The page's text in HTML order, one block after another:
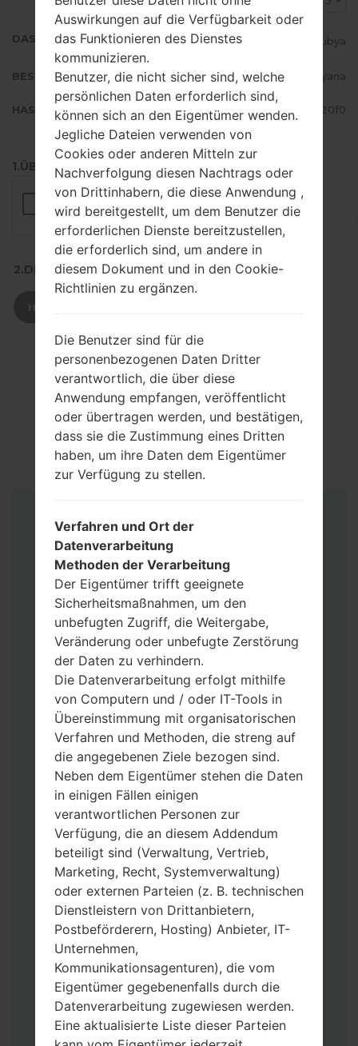
DAS LAND Libya
BESCHREIBUNG Almadar, Libyana
HASH fa22e656fe9b68f3fb5fb5fd9f220f0
1.ÜBERPRÜFEN SIE AUF RECAPTCHA
2.DRÜCKEN SIE ZUM HERUNTERLADEN
Anleitung
Laden Sie auf Ihren PC:Odin 3neueste
Version herunter.
Dann laden Sie die Firmware-Datei
herunter und entpacken Sie sie.
Sie brauchen 1(wählen Sie hier 1 Firmware-
Datei aus) oder 5 (wählen Sie 5 Firmware-
Dateien aus) Firmware-Dateien:
AP: „System & Recovery“
CP: „Modem & Radio“
CSC_***: „Country & Region & Operator“
HOME_CSC_***: „Country & Region &
Operator“
Fügen Sie dem Programm Odin 3 alle
Dateien hinzu.
Auswirkungen auf die Verfügbarkeit oder
das Funktionieren des Dienstes
kommunizieren.
Benutzer, die nicht sicher sind, welche
persönlichen Daten erforderlich sind,
können sich an den Eigentümer wenden.
Jegliche Dateien verwenden von
Cookies oder anderen Mitteln zur
Nachverfolgung diesen Nachtrags oder
von Drittinhabern, die diese Anwendung ,
wird bereitgestellt, um dem Benutzer die
erforderlichen Dienste bereitzustellen,
die erforderlich sind, um andere in
diesem Dokument und in den Cookie-
Richtlinien zu ergänzen.
Die Benutzer sind für die
personenbezogenen Daten Dritter
verantwortlich, die über diese
Anwendung empfangen, veröffentlicht
oder übertragen werden, und bestätigen,
dass sie die Zustimmung eines Dritten
haben, um ihre Daten dem Eigentümer
zur Verfügung zu stellen.
Verfahren und Ort der
Datenverarbeitung
Methoden der Verarbeitung
Der Eigentümer trifft geeignete
Sicherheitsmaßnahmen, um den
unbefugten Zugriff, die Weitergabe,
Veränderung oder unbefugte Zerstörung
der Daten zu verhindern.
Die Datenverarbeitung erfolgt mithilfe
von Computern und / oder IT-Tools in
Übereinstimmung mit organisatorischen
Verfahren und Methoden, die streng auf
die angegebenen Ziele bezogen sind.
Neben dem Eigentümer stehen die Daten
in einigen Fällen einigen
verantwortlichen Personen zur
Verfügung, die an diesem Addendum
beteiligt sind (Verwaltung, Vertrieb,
Marketing, Recht, Systemverwaltung)
oder externen Parteien (z. B. technischen
Dienstleistern von Drittanbietern,
Postbeförderern, Hosting) Anbieter, IT-
Unternehmen,
Kommunikationsagenturen), die vom
Eigentümer gegebenenfalls durch die
Datenverarbeitung zugewiesen werden.
Eine aktualisierte Liste dieser Parteien